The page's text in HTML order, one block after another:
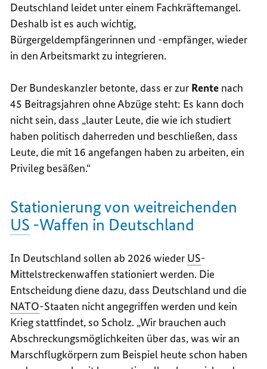
Deutschland leidet unter einem Fachkräftemangel.
Deshalb ist es auch wichtig,
Bürgergeldempfängerinnen und -empfänger, wieder
in den Arbeitsmarkt zu integrieren.
Der Bundeskanzler betonte, dass er zur Rente nach
45 Beitragsjahren ohne Abzüge steht: Es kann doch
nicht sein, dass „lauter Leute, die wie ich studiert
haben politisch daherreden und beschließen, dass
Leute, die mit 16 angefangen haben zu arbeiten, ein
Privileg besäßen.“
Stationierung von weitreichenden
US -Waffen in Deutschland
In Deutschland sollen ab 2026 wieder US-
Mittelstreckenwaffen stationiert werden. Die
Entscheidung diene dazu, dass Deutschland und die
NATO-Staaten nicht angegriffen werden und kein
Krieg stattfindet, so Scholz. „Wir brauchen auch
Abschreckungsmöglichkeiten über das, was wir an
Marschflugkörpern zum Beispiel heute schon haben